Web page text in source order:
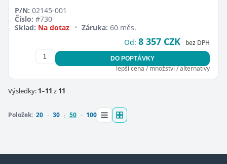
P/N: 02145-001
Číslo: #730
Sklad: Na dotaz • Záruka: 60 měs.
Od: 8 357 CZK bez DPH
DO POPTÁVKY
lepší cena / množství / alternativy
Výsledky: 1–11 z 11
Položek: 20 30 50 100